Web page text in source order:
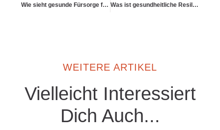
Wie sieht gesunde Fürsorge für Kinder, Ältere, Kranke & Gesunde aus? Was ist gesundheitliche Resilienz bei chronischer Krankheit?
WEITERE ARTIKEL
Vielleicht Interessiert
Dich Auch...